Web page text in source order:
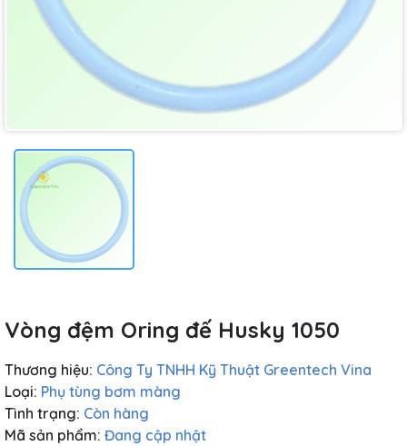
Vòng đệm Oring đế Husky 1050
Thương hiệu: Công Ty TNHH Kỹ Thuật Greentech Vina
Loại: Phụ tùng bơm màng
Tình trạng: Còn hàng
Mã sản phẩm: Đang cập nhật